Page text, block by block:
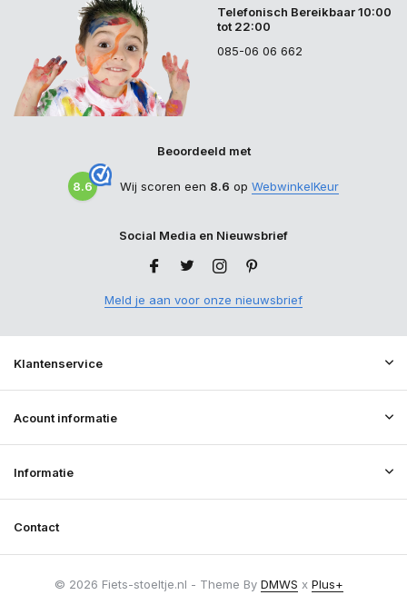
Telefonisch Bereikbaar 10:00
tot 22:00
085-06 06 662
Beoordeeld met
8.6 Wij scoren een 8.6 op WebwinkelKeur
Social Media en Nieuwsbrief
Meld je aan voor onze nieuwsbrief
Klantenservice
Acount informatie
Informatie
Contact
© 2026 Fiets-stoeltje.nl - Theme By DMWS x Plus+